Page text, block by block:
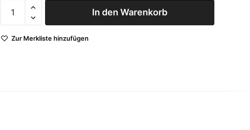
Ice-O-Matic
CIM0325FA
Menge
In den Warenkorb
Zur Merkliste hinzufügen